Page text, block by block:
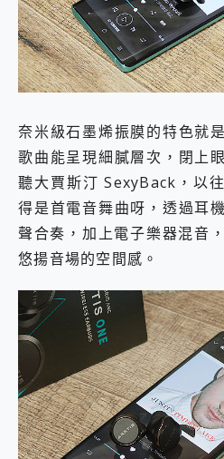
奈米級石墨烯振膜的特色就
歌曲能呈現細膩層次，閉上
聽大賈斯汀 SexyBack，以
得是首電音舞曲呀，透過耳
聲合奏，加上電子樂器混音
悠揚音場的空間感。